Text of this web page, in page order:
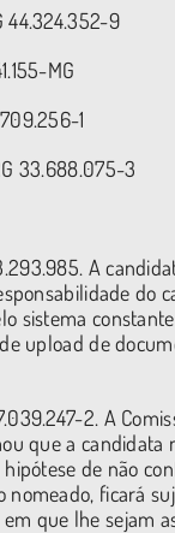
44.324.352-9
MG
1
33.688.075-3
A
do
sistema
upload de
2. A
que a
hipótese de não
nomeado, ficará
que lhe sejam